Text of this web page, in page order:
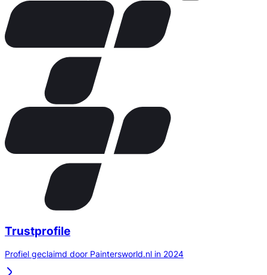
Trustprofile
Profiel geclaimd door Paintersworld.nl in 2024